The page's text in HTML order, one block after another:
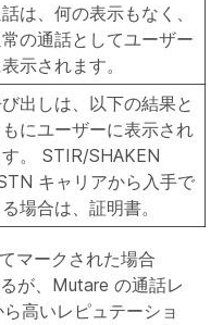
は、何の表示もなく、
の通話としてユーザー
示されます。
出しは、以下の結果と
もにユーザーに表示され
す。 STIR/SHAKEN
キャリアから入手で
場合は、証明書。
マークされた場合
が、Mutare の通話レ
高いレピュテーショ